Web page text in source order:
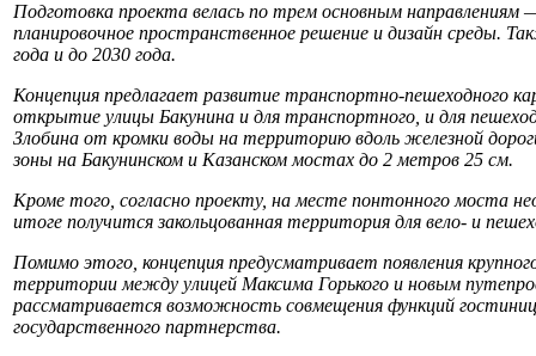
Подготовка проекта велась по трем основным
планировочное пространственное решение и дизайн среды.
года и до 2030 года.
Концепция предлагает развитие транспортно-пешеходного
открытие улицы Бакунина и для транспортного, и для
Злобина от кромки воды на территорию вдоль железной
зоны на Бакунинском и Казанском мостах до 2 метров 25 см.
Кроме того, согласно проекту, на месте понтонного моста
итоге получится закольцованная территория для вело- и
Помимо этого, концепция предусматривает появления
территории между улицей Максима Горького и новым
рассматривается возможность совмещения функций
государственного партнерства.